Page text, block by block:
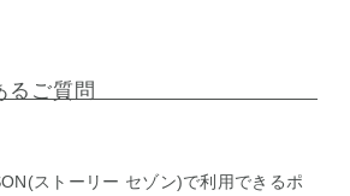
るご質問
ストーリー セゾン)で利用できるポ